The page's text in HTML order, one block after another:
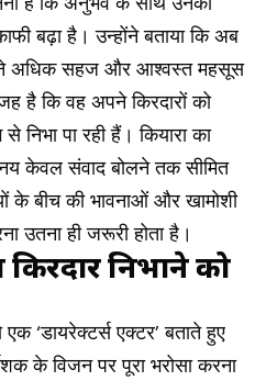
बढ़ा है। उन्होंने बताया कि अब
अधिक सहज और आश्वस्त महसूस
है कि वह अपने किरदारों को
से निभा पा रही हैं। कियारा का
केवल संवाद बोलने तक सीमित
के बीच की भावनाओं और खामोशी
उतना ही जरूरी होता है।
किरदार निभाने को
‘डायरेक्टर्स एक्टर’ बताते हुए
के विजन पर पूरा भरोसा करना